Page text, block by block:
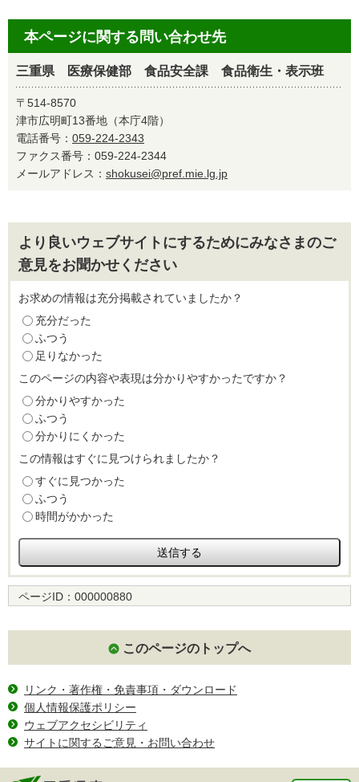
本ページに関する問い合わせ先
三重県 医療保健部 食品安全課 食品衛生・表示班
〒514-8570
津市広明町13番地（本庁4階）
電話番号： 059-224-2343
ファクス番号：059-224-2344
メールアドレス： shokusei@pref.mie.lg.jp
より良いウェブサイトにするためにみなさまのご
意見をお聞かせください
お求めの情報は充分掲載されていましたか？
充分だった
ふつう
足りなかった
このページの内容や表現は分かりやすかったですか？
分かりやすかった
ふつう
分かりにくかった
この情報はすぐに見つけられましたか？
すぐに見つかった
ふつう
時間がかかった
ページID： 000000880
このページのトップへ
リンク・著作権・免責事項・ダウンロード
個人情報保護ポリシー
ウェブアクセシビリティ
サイトに関するご意見・お問い合わせ